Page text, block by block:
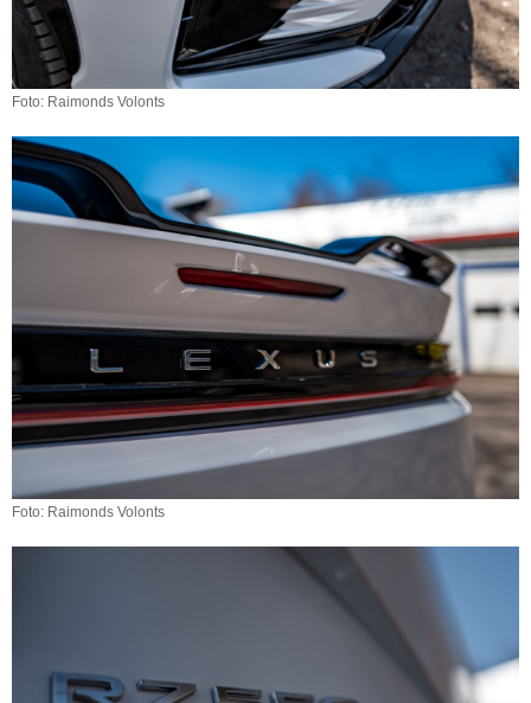
Foto: Raimonds Volonts
Foto: Raimonds Volonts